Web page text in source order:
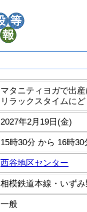
マタニティヨガで出
リラックスタイムに
2027年2月19日(金)
15時30分 から 16時30
西谷地区センター
相模鉄道本線・いず
一般